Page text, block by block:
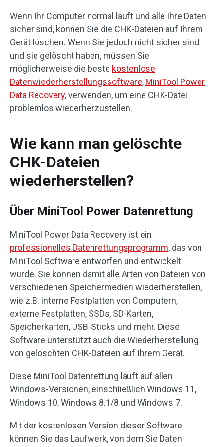
Wenn Ihr Computer normal läuft und alle Ihre Daten
sicher sind, können Sie die CHK-Dateien auf Ihrem
Gerät löschen. Wenn Sie jedoch nicht sicher sind
und sie gelöscht haben, müssen Sie
möglicherweise die beste kostenlose
Datenwiederherstellungssoftware, MiniTool Power
Data Recovery, verwenden, um eine CHK-Datei
problemlos wiederherzustellen.
Wie kann man gelöschte
CHK-Dateien
wiederherstellen?
Über MiniTool Power Datenrettung
MiniTool Power Data Recovery ist ein
professionelles Datenrettungsprogramm, das von
MiniTool Software entworfen und entwickelt
wurde. Sie können damit alle Arten von Dateien von
verschiedenen Speichermedien wiederherstellen,
wie z.B. interne Festplatten von Computern,
externe Festplatten, SSDs, SD-Karten,
Speicherkarten, USB-Sticks und mehr. Diese
Software unterstützt auch die Wiederherstellung
von gelöschten CHK-Dateien auf Ihrem Gerät.
Diese MiniTool Datenrettung läuft auf allen
Windows-Versionen, einschließlich Windows 11,
Windows 10, Windows 8.1/8 und Windows 7.
Mit der kostenlosen Version dieser Software
können Sie das Laufwerk, von dem Sie Daten